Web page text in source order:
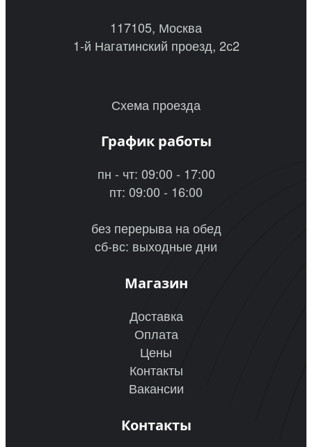
117105, Москва
1-й Нагатинский проезд, 2с2
Схема проезда
График работы
пн - чт: 09:00 - 17:00
пт: 09:00 - 16:00
без перерыва на обед
сб-вс: выходные дни
Магазин
Доставка
Оплата
Цены
Контакты
Вакансии
Контакты